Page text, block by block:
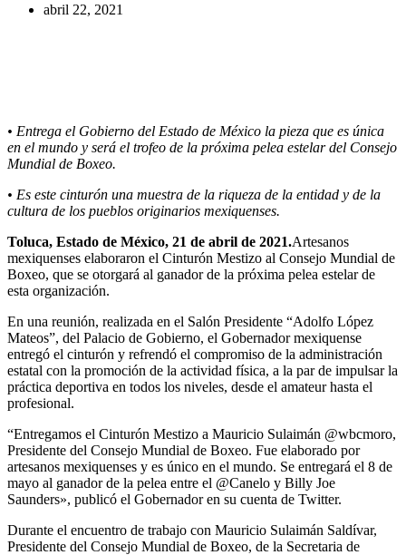
abril 22, 2021
• Entrega el Gobierno del Estado de México la pieza que es única
en el mundo y será el trofeo de la próxima pelea estelar del Consejo
Mundial de Boxeo.
• Es este cinturón una muestra de la riqueza de la entidad y de la
cultura de los pueblos originarios mexiquenses.
Toluca, Estado de México, 21 de abril de 2021.Artesanos
mexiquenses elaboraron el Cinturón Mestizo al Consejo Mundial de
Boxeo, que se otorgará al ganador de la próxima pelea estelar de
esta organización.
En una reunión, realizada en el Salón Presidente “Adolfo López
Mateos”, del Palacio de Gobierno, el Gobernador mexiquense
entregó el cinturón y refrendó el compromiso de la administración
estatal con la promoción de la actividad física, a la par de impulsar la
práctica deportiva en todos los niveles, desde el amateur hasta el
profesional.
“Entregamos el Cinturón Mestizo a Mauricio Sulaimán @wbcmoro,
Presidente del Consejo Mundial de Boxeo. Fue elaborado por
artesanos mexiquenses y es único en el mundo. Se entregará el 8 de
mayo al ganador de la pelea entre el @Canelo y Billy Joe
Saunders», publicó el Gobernador en su cuenta de Twitter.
Durante el encuentro de trabajo con Mauricio Sulaimán Saldívar,
Presidente del Consejo Mundial de Boxeo, de la Secretaria de